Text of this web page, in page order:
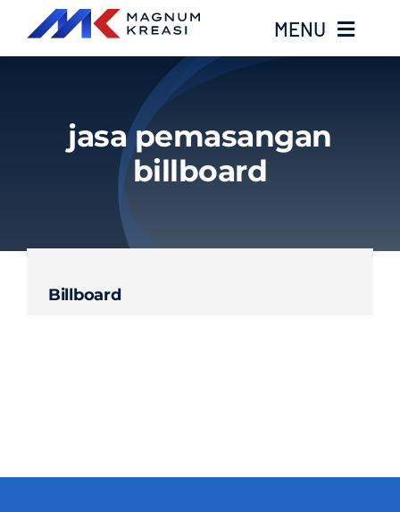
content
MENU
Services
jasa pemasangan
billboard
Billboard